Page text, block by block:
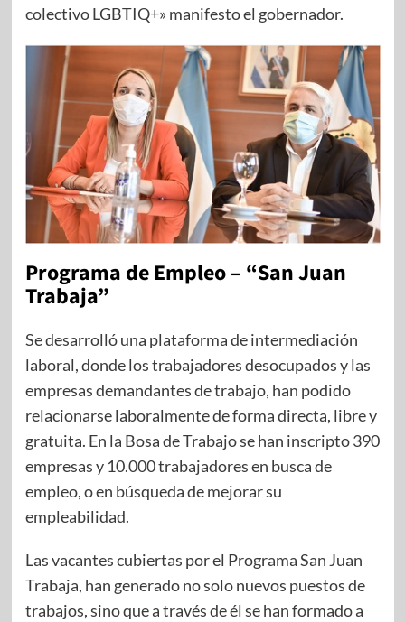
colectivo LGBTIQ+» manifesto el gobernador.
Programa de Empleo – “San Juan
Trabaja”
Se desarrolló una plataforma de intermediación
laboral, donde los trabajadores desocupados y las
empresas demandantes de trabajo, han podido
relacionarse laboralmente de forma directa, libre y
gratuita. En la Bosa de Trabajo se han inscripto 390
empresas y 10.000 trabajadores en busca de
empleo, o en búsqueda de mejorar su
empleabilidad.
Las vacantes cubiertas por el Programa San Juan
Trabaja, han generado no solo nuevos puestos de
trabajos, sino que a través de él se han formado a